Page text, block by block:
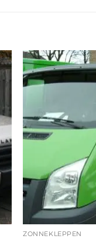
ZONNEKLEPPEN